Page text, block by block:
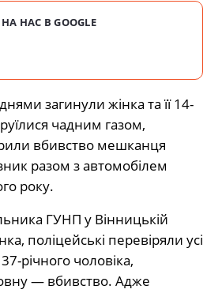
НАС В GOOGLE
загинули жінка та її 14-
чадним газом,
вбивство мешканця
разом з автомобілем
року.
ГУНП у Вінницькій
поліцейські перевіряли усі
річного чоловіка,
— вбивство. Адже